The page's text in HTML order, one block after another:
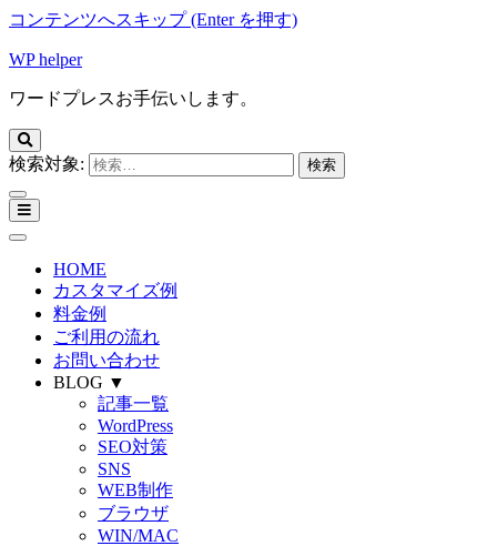
コンテンツへスキップ (Enter を押す)
WP helper
ワードプレスお手伝いします。
検索対象:
HOME
カスタマイズ例
料金例
ご利用の流れ
お問い合わせ
BLOG ▼
記事一覧
WordPress
SEO対策
SNS
WEB制作
ブラウザ
WIN/MAC